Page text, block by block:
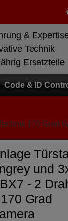
& Expertise
Technik
Ersatzteile
Code & ID
170 Grad
und
- 2
Grad